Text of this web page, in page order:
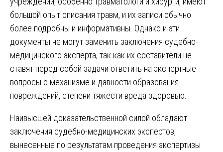
большой опыт описания травм, и их записи обычно
более подробны и информативны. Однако и эти
документы не могут заменить заключения судебно-
медицинского эксперта, так как их составители не
ставят перед собой задачи ответить на экспертные
вопросы о механизме и давности образования
повреждений, степени тяжести вреда здоровью.
Наивысшей доказательственной силой обладают
заключения судебно-медицинских экспертов,
вынесенные по результатам проведения экспертизы